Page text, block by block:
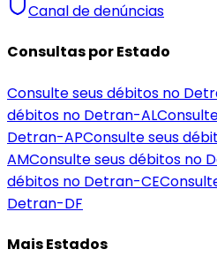
Canal de denúncias
Consultas por Estado
Consulte seus débitos no
débitos no Detran-AL
Detran-APConsulte seus
AMConsulte seus débitos no
débitos no Detran-CE
Detran-DF
Mais Estados